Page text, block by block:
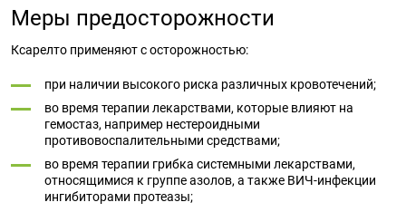
Меры предосторожности
Ксарелто применяют с осторожностью:
при наличии высокого риска различных кровотечений;
во время терапии лекарствами, которые влияют на
гемостаз, например нестероидными
противовоспалительными средствами;
во время терапии грибка системными лекарствами,
относящимися к группе азолов, а также ВИЧ-инфекции
ингибиторами протеазы;